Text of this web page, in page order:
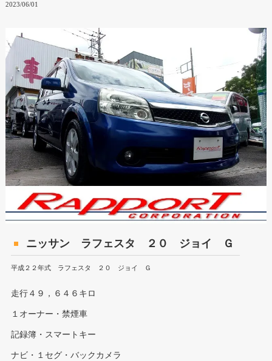
2023/06/01
ニッサン ラフェスタ ２０ ジョイ Ｇ
平成２２年式 ラフェスタ ２０ ジョイ Ｇ
走行４９，６４６キロ
１オーナー・禁煙車
記録簿・スマートキー
ナビ・１セグ・バックカメラ